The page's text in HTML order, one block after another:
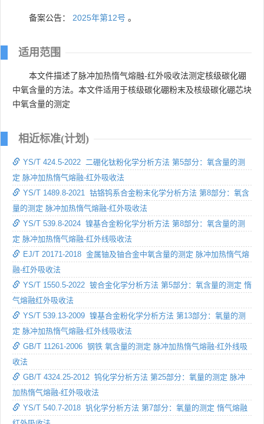
备案公告： 2025年第12号 。
适用范围
本文件描述了脉冲加热惰气熔融-红外吸收法测定核级碳化硼
中氧含量的方法。本文件适用于核级碳化硼粉末及核级碳化硼芯块
中氧含量的测定
相近标准(计划)
YS/T 424.5-2022 二硼化钛粉化学分析方法 第5部分：氧含量的测
定 脉冲加热惰气熔融-红外吸收法
YS/T 1489.8-2021 钴铬钨系合金粉末化学分析方法 第8部分：氧含
量的测定 脉冲加热惰气熔融-红外吸收法
YS/T 539.8-2024 镍基合金粉化学分析方法 第8部分：氧含量的测
定 脉冲加热惰气熔融-红外线吸收法
EJ/T 20171-2018 金属铀及铀合金中氧含量的测定 脉冲加热惰气熔
融-红外吸收法
YS/T 1550.5-2022 铍合金化学分析方法 第5部分：氧含量的测定 惰
气熔融红外吸收法
YS/T 539.13-2009 镍基合金粉化学分析方法 第13部分：氧量的测
定 脉冲加热惰气熔融-红外线吸收法
GB/T 11261-2006 钢铁 氧含量的测定 脉冲加热惰气熔融-红外线吸
收法
GB/T 4324.25-2012 钨化学分析方法 第25部分：氧量的测定 脉冲
加热惰气熔融-红外吸收法
YS/T 540.7-2018 钒化学分析方法 第7部分：氧量的测定 惰气熔融